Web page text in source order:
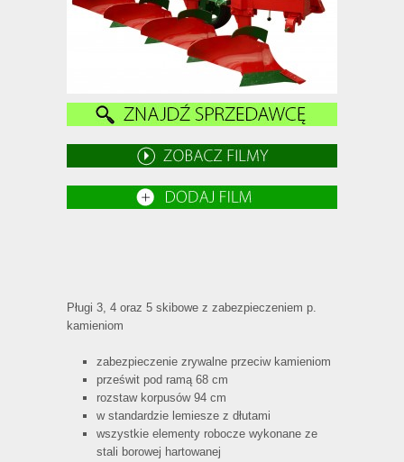
Pługi 3, 4 oraz 5 skibowe z zabezpieczeniem p.
kamieniom
zabezpieczenie zrywalne przeciw kamieniom
prześwit pod ramą 68 cm
rozstaw korpusów 94 cm
w standardzie lemiesze z dłutami
wszystkie elementy robocze wykonane ze
stali borowej hartowanej